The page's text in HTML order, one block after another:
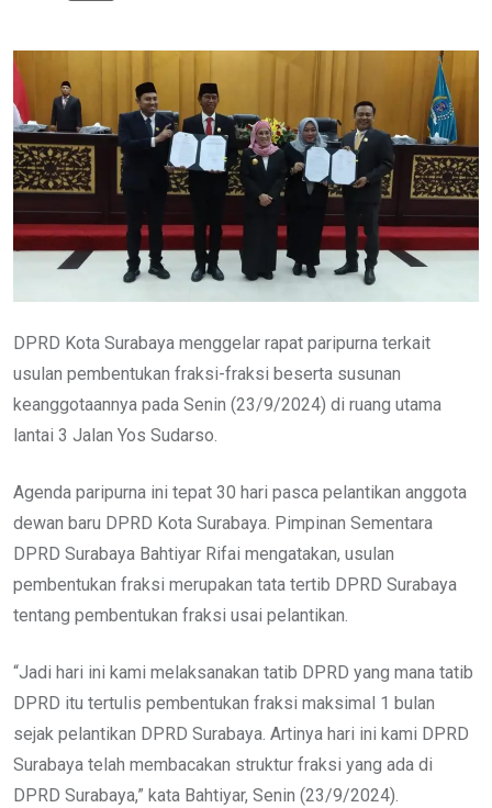
DPRD Kota Surabaya menggelar rapat paripurna terkait
usulan pembentukan fraksi-fraksi beserta susunan
keanggotaannya pada Senin (23/9/2024) di ruang utama
lantai 3 Jalan Yos Sudarso.
Agenda paripurna ini tepat 30 hari pasca pelantikan anggota
dewan baru DPRD Kota Surabaya. Pimpinan Sementara
DPRD Surabaya Bahtiyar Rifai mengatakan, usulan
pembentukan fraksi merupakan tata tertib DPRD Surabaya
tentang pembentukan fraksi usai pelantikan.
“Jadi hari ini kami melaksanakan tatib DPRD yang mana tatib
DPRD itu tertulis pembentukan fraksi maksimal 1 bulan
sejak pelantikan DPRD Surabaya. Artinya hari ini kami DPRD
Surabaya telah membacakan struktur fraksi yang ada di
DPRD Surabaya,” kata Bahtiyar, Senin (23/9/2024).